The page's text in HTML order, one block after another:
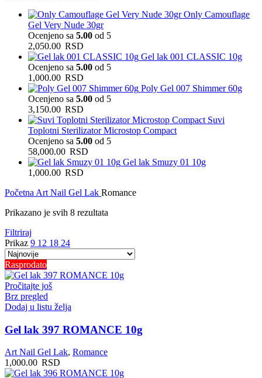
Only Camouflage
Gel Very Nude 30gr
Ocenjeno sa 5.00 od 5
2,050.00 RSD
Gel lak 001 CLASSIC 10g
Ocenjeno sa 5.00 od 5
1,000.00 RSD
Poly Gel 007 Shimmer 60g
Ocenjeno sa 5.00 od 5
3,150.00 RSD
Suvi
Toplotni Sterilizator Microstop Compact
Ocenjeno sa 5.00 od 5
58,000.00 RSD
Gel lak Smuzy 01 10g
1,000.00 RSD
Početna Art Nail Gel Lak Romance
Prikazano je svih 8 rezultata
Filtriraj
Prikaz 9 12 18 24
Rasprodato
Pročitajte još
Brz pregled
Dodaj u listu želja
Gel lak 397 ROMANCE 10g
Art Nail Gel Lak, Romance
1,000.00 RSD